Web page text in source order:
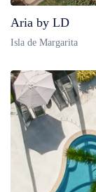
Aria by LD
Isla de Margarita